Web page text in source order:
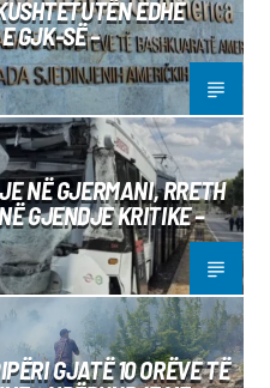
EDHE
GJK-SË –
NË GJERMANI, RRETH
GJENDJE KRITIKE –
GJATË 10 ORËVE TË